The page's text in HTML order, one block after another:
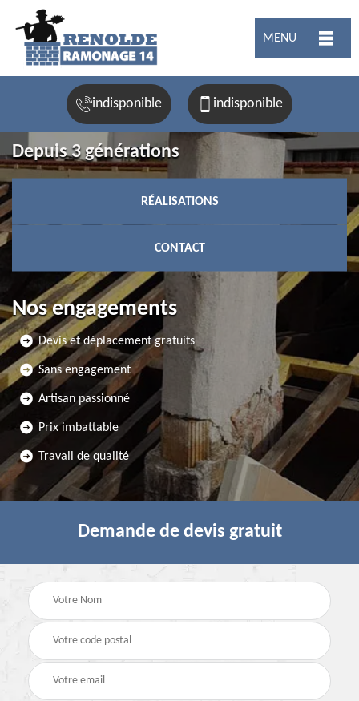
MENU
indisponible indisponible
Depuis 3 générations
RÉALISATIONS
CONTACT
Nos engagements
Devis et déplacement gratuits
Sans engagement
Artisan passionné
Prix imbattable
Travail de qualité
Demande de devis gratuit